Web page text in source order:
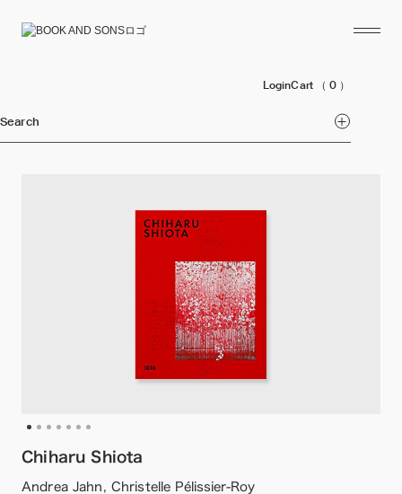
LoginCart （ 0 ）
Search
Chiharu Shiota
Andrea Jahn, Christelle Pélissier-Roy